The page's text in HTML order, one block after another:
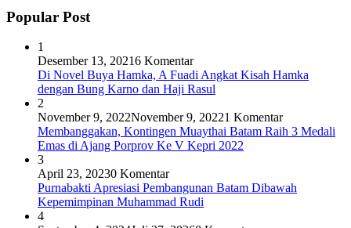
Popular Post
1
Desember 13, 20216 Komentar
Di Novel Buya Hamka, A Fuadi Angkat Kisah Hamka
dengan Bung Karno dan Haji Rasul
2
November 9, 2022November 9, 20221 Komentar
Membanggakan, Kontingen Muaythai Batam Raih 3 Medali
Emas di Ajang Porprov Ke V Kepri 2022
3
April 23, 20230 Komentar
Purnabakti Apresiasi Pembangunan Batam Dibawah
Kepemimpinan Muhammad Rudi
4